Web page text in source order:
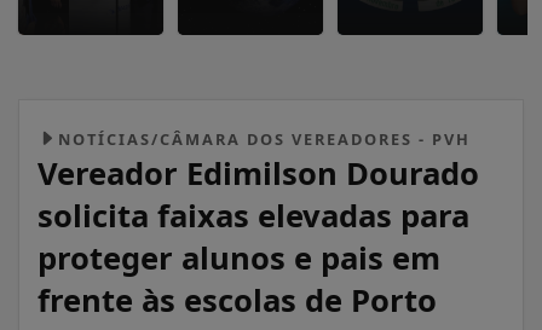
NOTÍCIAS/CÂMARA DOS VEREADORES - PVH
Vereador Edimilson Dourado
solicita faixas elevadas para
proteger alunos e pais em
frente às escolas de Porto